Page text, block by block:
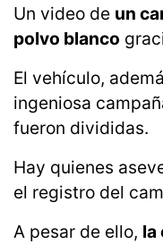
Un video de un
polvo blanco
El vehículo,
ingeniosa
fueron divididas.
Hay quienes
el registro del
A pesar de ello, la